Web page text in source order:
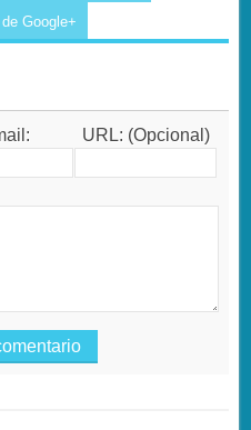
Google+
URL: (Opcional)